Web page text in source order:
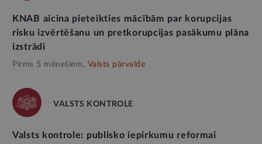
KNAB aicina pieteikties mācībām par korupcijas
risku izvērtēšanu un pretkorupcijas pasākumu plāna
izstrādi
Pirms 5 mēnešiem, Valsts pārvalde
VALSTS KONTROLE
Valsts kontrole: publisko iepirkumu reformai